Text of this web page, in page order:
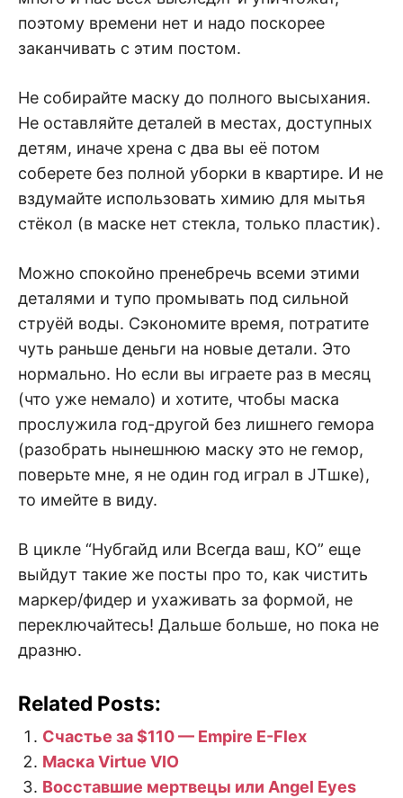
поэтому времени нет и надо поскорее
заканчивать с этим постом.
Не собирайте маску до полного высыхания.
Не оставляйте деталей в местах, доступных
детям, иначе хрена с два вы её потом
соберете без полной уборки в квартире. И не
вздумайте использовать химию для мытья
стёкол (в маске нет стекла, только пластик).
Можно спокойно пренебречь всеми этими
деталями и тупо промывать под сильной
струёй воды. Сэкономите время, потратите
чуть раньше деньги на новые детали. Это
нормально. Но если вы играете раз в месяц
(что уже немало) и хотите, чтобы маска
прослужила год-другой без лишнего гемора
(разобрать нынешнюю маску это не гемор,
поверьте мне, я не один год играл в JTшке),
то имейте в виду.
В цикле “Нубгайд или Всегда ваш, КО” еще
выйдут такие же посты про то, как чистить
маркер/фидер и ухаживать за формой, не
переключайтесь! Дальше больше, но пока не
дразню.
Related Posts:
Счастье за $110 — Empire E-Flex
Маска Virtue VIO
Восставшие мертвецы или Angel Eyes